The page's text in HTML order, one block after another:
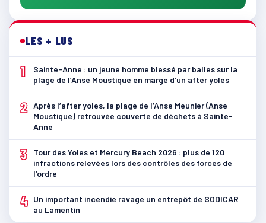
LES + LUS
1
Sainte-Anne : un jeune homme blessé par balles sur la
plage de l’Anse Moustique en marge d’un after yoles
2 Après l’after yoles, la plage de l’Anse Meunier (Anse
Moustique) retrouvée couverte de déchets à Sainte-
Anne
3
Tour des Yoles et Mercury Beach 2026 : plus de 120
infractions relevées lors des contrôles des forces de
l’ordre
4 Un important incendie ravage un entrepôt de SODICAR
au Lamentin